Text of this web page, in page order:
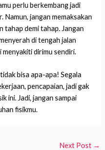
perlu berkembang jadi
Namun, jangan memaksakan
tahap demi tahap. Jangan
di tengah jalan
menyakiti dirimu sendiri.
bisa apa-apa! Segala
pencapaian, jadi gak
ini. Jadi, jangan sampai
fisikmu.
Next Post →